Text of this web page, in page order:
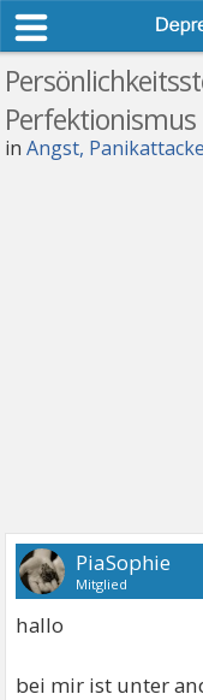
Perfektionismus
inAngst,
PiaSophie
Mitglied
hallo
bei mir ist unter